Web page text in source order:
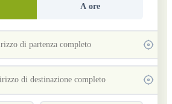
A ore